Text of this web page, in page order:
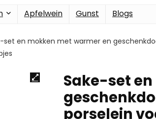
Apfelwein Gunst Blogs
set en mokken met warmer en
Sake-set
porselein